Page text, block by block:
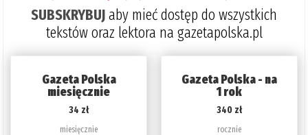
SUBSKRYBUJaby mieć dostęp do wszystkich
tekstów oraz lektora na gazetapolska.pl
Gazeta Polska
miesięcznie
34 zł
miesięcznie
Gazeta Polska - na
1 rok
340 zł
rocznie